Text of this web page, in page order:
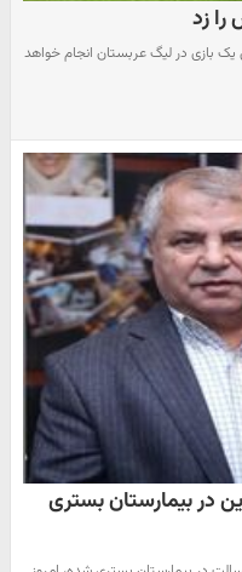
زد
یک بازی در لیگ عربستان انجام خواهد
در بیمارستان بستری